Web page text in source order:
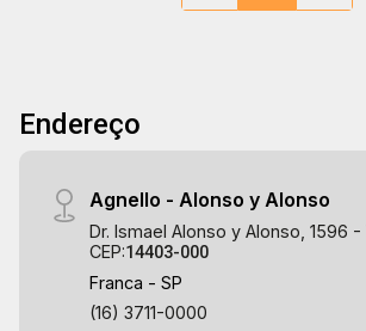
Endereço
Agnello - Alonso y Alonso
Dr. Ismael Alonso y Alonso, 1596 -
CEP:14403-000
Franca - SP
(16) 3711-0000